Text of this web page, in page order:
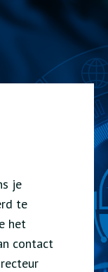
je
te
het
contact